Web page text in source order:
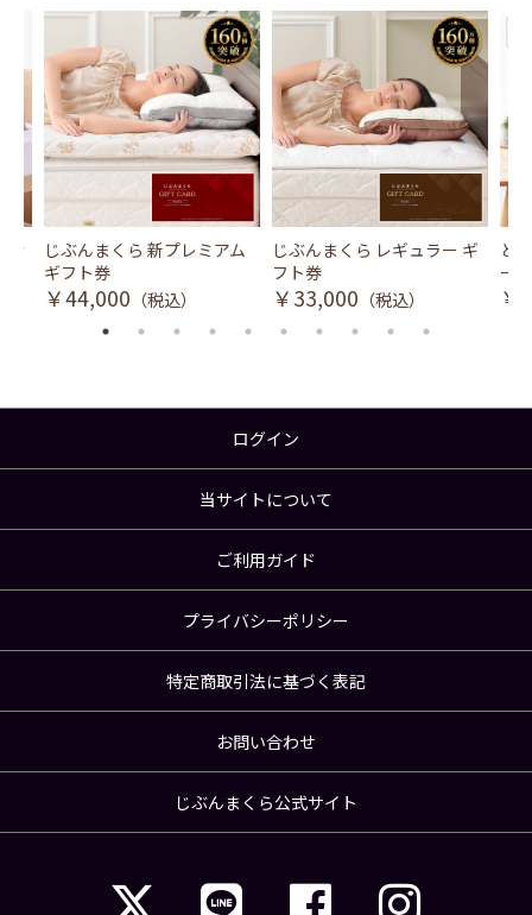
冷
じぶんまくら 新プレミアム
ギフト券
￥44,000 （税込）
じぶんまくら レギュラー ギ
フト券
￥33,000 （税込）
と
ース
￥
ログイン
当サイトについて
ご利用ガイド
プライバシーポリシー
特定商取引法に基づく表記
お問い合わせ
じぶんまくら公式サイト